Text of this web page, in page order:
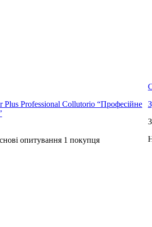
Plus Professional Collutorio “Професійне
опитування 1 покупця